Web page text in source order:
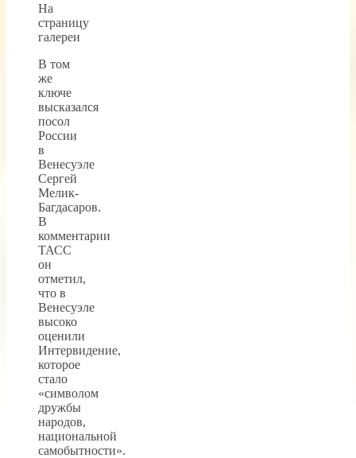
На
страницу
галереи
В том
же
ключе
высказался
посол
России
в
Венесуэле
Сергей
Мелик-
Багдасаров.
В
комментарии
ТАСС
он
отметил,
что в
Венесуэле
высоко
оценили
Интервидение,
которое
стало
«символом
дружбы
народов,
национальной
самобытности».